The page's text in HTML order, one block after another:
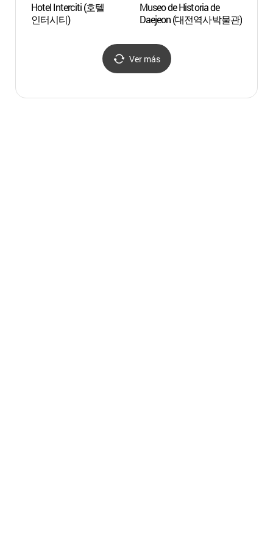
Hotel Interciti (호텔
인터시티)
Museo de Historia de
Daejeon (대전역사박물관)
Ver más